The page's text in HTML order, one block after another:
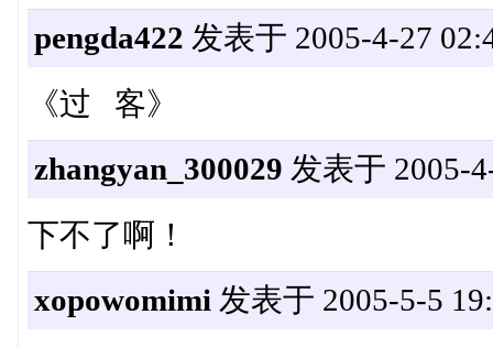
pengda422 发表于 2005-4-27
《过 客》
zhangyan_300029 发表于 2005-
下不了啊！
xopowomimi 发表于 2005-5-5